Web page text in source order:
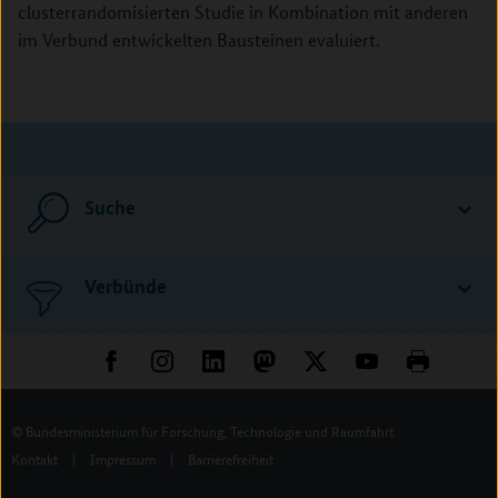
clusterrandomisierten Studie in Kombination mit anderen
im Verbund entwickelten Bausteinen evaluiert.
Suche
Verbünde
© Bundesministerium für Forschung, Technologie und Raumfahrt
Kontakt
| Impressum | Barrierefreiheit